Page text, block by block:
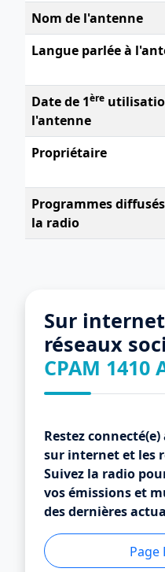
Nom de l'antenne
Langue parlée à
Date de 1ère
l'antenne
Propriétaire
Programmes
la radio
Sur
réseaux
CPAM 1410
Restez connecté(e)
sur internet et les
Suivez la radio
vos émissions et
des dernières
Page